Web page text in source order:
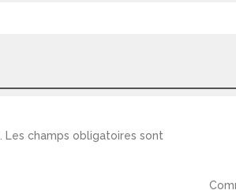
Les champs obligatoires sont